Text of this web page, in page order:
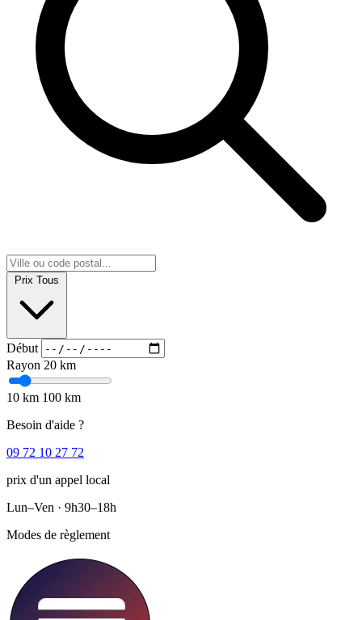
Prix Tous
Début
Rayon 20 km
10 km 100 km
Besoin d'aide ?
09 72 10 27 72
prix d'un appel local
Lun–Ven · 9h30–18h
Modes de règlement